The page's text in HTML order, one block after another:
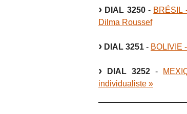
DIAL 3250- BRÉSIL
Dilma Roussef
DIAL 3251 - BOLIVIE
DIAL 3252 -
individualiste »